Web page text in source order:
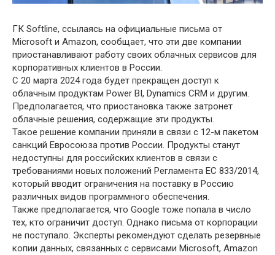
ГК Softline, ссылаясь на официальные письма от
Microsoft и Amazon, сообщает, что эти две компании
приостанавливают работу своих облачных сервисов для
корпоративных клиентов в России.
С 20 марта 2024 года будет прекращен доступ к
облачным продуктам Power BI, Dynamics CRM и другим.
Предполагается, что приостановка также затронет
облачные решения, содержащие эти продукты.
Такое решение компании приняли в связи с 12-м пакетом
санкций Евросоюза против России. Продукты станут
недоступны для российских клиентов в связи с
требованиями новых положений Регламента ЕС 833/2014,
который вводит ограничения на поставку в Россию
различных видов программного обеспечения.
Также предполагается, что Google тоже попала в число
тех, кто ограничит доступ. Однако письма от корпорации
не поступало. Эксперты рекомендуют сделать резервные
копии данных, связанных с сервисами Microsoft, Amazon